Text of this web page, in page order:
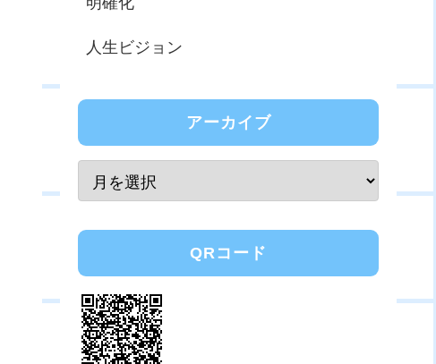
人生ビジョン
アーカイブ
QRコード